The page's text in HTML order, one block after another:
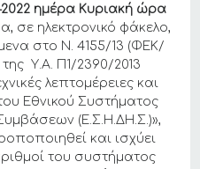
2022 ημέρα Κυριακή ώρα
σε ηλεκτρονικό φάκελο,
στο Ν. 4155/13 (ΦΕΚ/
Υ.Α. Π1/2390/2013
λεπτομέρειες και
Εθνικού Συστήματος
(Ε.Σ.Η.ΔΗ.Σ.)»,
και ισχύει
του συστήματος